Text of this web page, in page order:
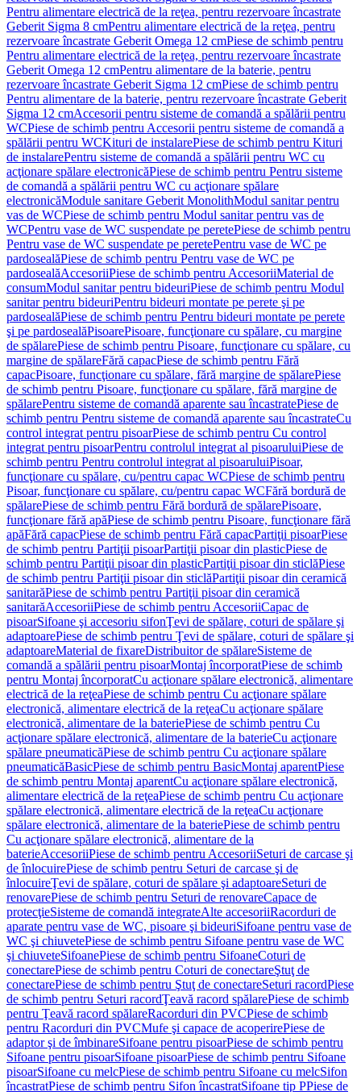
Pentru alimentare electrică de la reţea, pentru rezervoare încastrate
Geberit Sigma 8 cmPentru alimentare electrică de la reţea, pentru
rezervoare încastrate Geberit Omega 12 cmPiese de schimb pentru
Pentru alimentare electrică de la reţea, pentru rezervoare încastrate
Geberit Omega 12 cmPentru alimentare de la baterie, pentru
rezervoare încastrate Geberit Sigma 12 cmPiese de schimb pentru
Pentru alimentare de la baterie, pentru rezervoare încastrate Geberit
Sigma 12 cmAccesorii pentru sisteme de comandă a spălării pentru
WCPiese de schimb pentru Accesorii pentru sisteme de comandă a
spălării pentru WCKituri de instalarePiese de schimb pentru Kituri
de instalarePentru sisteme de comandă a spălării pentru WC cu
acţionare spălare electronicăPiese de schimb pentru Pentru sisteme
de comandă a spălării pentru WC cu acţionare spălare
electronicăModule sanitare Geberit MonolithModul sanitar pentru
vas de WCPiese de schimb pentru Modul sanitar pentru vas de
WCPentru vase de WC suspendate pe peretePiese de schimb pentru
Pentru vase de WC suspendate pe peretePentru vase de WC pe
pardosealăPiese de schimb pentru Pentru vase de WC pe
pardosealăAccesoriiPiese de schimb pentru AccesoriiMaterial de
consumModul sanitar pentru bideuriPiese de schimb pentru Modul
sanitar pentru bideuriPentru bideuri montate pe perete şi pe
pardosealăPiese de schimb pentru Pentru bideuri montate pe perete
şi pe pardosealăPisoarePisoare, funcţionare cu spălare, cu margine
de spălarePiese de schimb pentru Pisoare, funcţionare cu spălare, cu
margine de spălareFără capacPiese de schimb pentru Fără
capacPisoare, funcţionare cu spălare, fără margine de spălarePiese
de schimb pentru Pisoare, funcţionare cu spălare, fără margine de
spălarePentru sisteme de comandă aparente sau încastratePiese de
schimb pentru Pentru sisteme de comandă aparente sau încastrateCu
control integrat pentru pisoarPiese de schimb pentru Cu control
integrat pentru pisoarPentru controlul integrat al pisoaruluiPiese de
schimb pentru Pentru controlul integrat al pisoaruluiPisoar,
funcţionare cu spălare, cu/pentru capac WCPiese de schimb pentru
Pisoar, funcţionare cu spălare, cu/pentru capac WCFără bordură de
spălarePiese de schimb pentru Fără bordură de spălarePisoare,
funcţionare fără apăPiese de schimb pentru Pisoare, funcţionare fără
apăFără capacPiese de schimb pentru Fără capacPartiţii pisoarPiese
de schimb pentru Partiţii pisoarPartiţii pisoar din plasticPiese de
schimb pentru Partiţii pisoar din plasticPartiţii pisoar din sticlăPiese
de schimb pentru Partiţii pisoar din sticlăPartiţii pisoar din ceramică
sanitarăPiese de schimb pentru Partiţii pisoar din ceramică
sanitarăAccesoriiPiese de schimb pentru AccesoriiCapac de
pisoarSifoane şi accesoriu sifonŢevi de spălare, coturi de spălare şi
adaptoarePiese de schimb pentru Ţevi de spălare, coturi de spălare şi
adaptoareMaterial de fixareDistribuitor de spălareSisteme de
comandă a spălării pentru pisoarMontaj încorporatPiese de schimb
pentru Montaj încorporatCu acţionare spălare electronică, alimentare
electrică de la reţeaPiese de schimb pentru Cu acţionare spălare
electronică, alimentare electrică de la reţeaCu acţionare spălare
electronică, alimentare de la bateriePiese de schimb pentru Cu
acţionare spălare electronică, alimentare de la baterieCu acţionare
spălare pneumaticăPiese de schimb pentru Cu acţionare spălare
pneumaticăBasicPiese de schimb pentru BasicMontaj aparentPiese
de schimb pentru Montaj aparentCu acţionare spălare electronică,
alimentare electrică de la reţeaPiese de schimb pentru Cu acţionare
spălare electronică, alimentare electrică de la reţeaCu acţionare
spălare electronică, alimentare de la bateriePiese de schimb pentru
Cu acţionare spălare electronică, alimentare de la
baterieAccesoriiPiese de schimb pentru AccesoriiSeturi de carcase şi
de înlocuirePiese de schimb pentru Seturi de carcase şi de
înlocuireŢevi de spălare, coturi de spălare şi adaptoareSeturi de
renovarePiese de schimb pentru Seturi de renovareCapace de
protecţieSisteme de comandă integrateAlte accesoriiRacorduri de
aparate pentru vase de WC, pisoare şi bideuriSifoane pentru vase de
WC şi chiuvetePiese de schimb pentru Sifoane pentru vase de WC
şi chiuveteSifoanePiese de schimb pentru SifoaneCoturi de
conectarePiese de schimb pentru Coturi de conectareŞtuţ de
conectarePiese de schimb pentru Ştuţ de conectareSeturi racordPiese
de schimb pentru Seturi racordŢeavă racord spălarePiese de schimb
pentru Ţeavă racord spălareRacorduri din PVCPiese de schimb
pentru Racorduri din PVCMufe şi capace de acoperirePiese de
adaptor şi de îmbinareSifoane pentru pisoarPiese de schimb pentru
Sifoane pentru pisoarSifoane pisoarPiese de schimb pentru Sifoane
pisoarSifoane cu melcPiese de schimb pentru Sifoane cu melcSifon
încastratPiese de schimb pentru Sifon încastratSifoane tip PPiese de